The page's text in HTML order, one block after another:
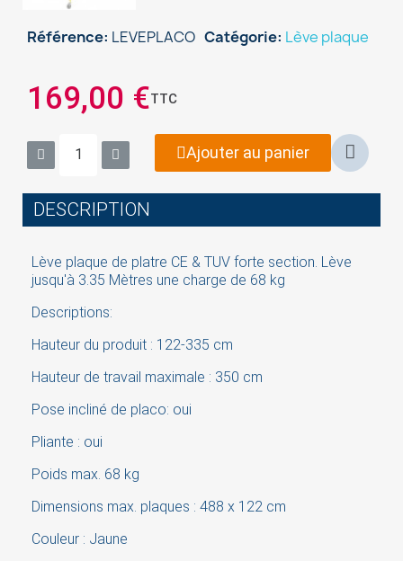
Référence LEVEPLACO Catégorie Lève plaque
169,00 €TTC
Ajouter au panier
DESCRIPTION
Lève plaque de platre CE & TUV forte section. Lève
jusqu'à 3.35 Mètres une charge de 68 kg
Descriptions:
Hauteur du produit : 122-335 cm
Hauteur de travail maximale : 350 cm
Pose incliné de placo: oui
Pliante : oui
Poids max. 68 kg
Dimensions max. plaques : 488 x 122 cm
Couleur : Jaune
×
You need to be logged in to save products in your
wish list.
Cancel